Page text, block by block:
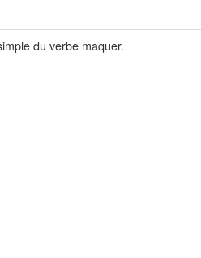
du verbe maquer.